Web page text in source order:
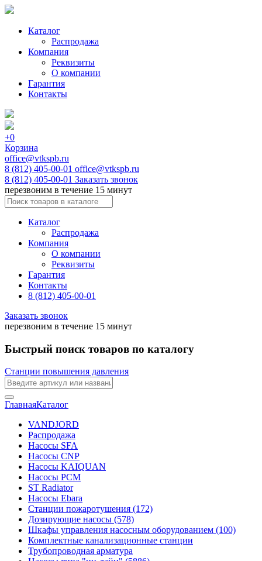
Каталог
Распродажа
Компания
Реквизиты
О компании
Гарантия
Контакты
+0
Корзина
office@vtkspb.ru
8 (812) 405-00-01 office@vtkspb.ru
8 (812) 405-00-01 Заказать звонок
перезвоним в течение 15 минут
Каталог
Распродажа
Компания
О компании
Реквизиты
Гарантия
Контакты
8 (812) 405-00-01
Заказать звонок
перезвоним в течение 15 минут
Быстрый поиск товаров по каталогу
Станции повышения давления
ГлавнаяКаталог
VANDJORD
Распродажа
Насосы SFA
Насосы CNP
Насосы KAIQUAN
Насосы PCM
ST Radiator
Насосы Ebara
Станции пожаротушения (172)
Дозирующие насосы (578)
Шкафы управления насосным оборудованием (100)
Комплектные канализационные станции
Трубопроводная арматура